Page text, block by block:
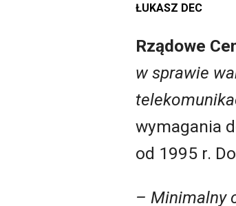
ŁUKASZ DEC
Rządowe
w sprawie
wymagania
od 1995 r.
– Minimalny